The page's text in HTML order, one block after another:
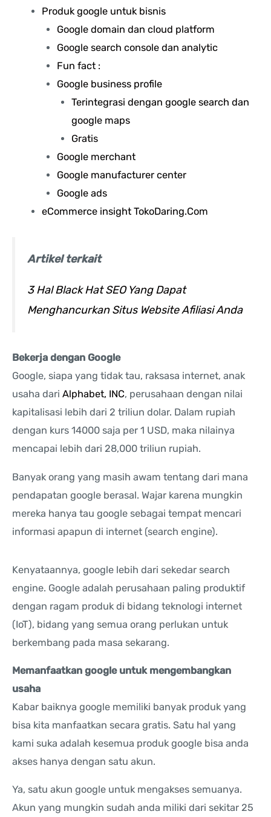
Produk google untuk bisnis
Google domain dan cloud platform
Google search console dan analytic
Fun fact :
Google business profile
Terintegrasi dengan google search dan
google maps
Gratis
Google merchant
Google manufacturer center
Google ads
eCommerce insight TokoDaring.Com
Artikel terkait
3 Hal Black Hat SEO Yang Dapat
Menghancurkan Situs Website Afiliasi Anda
Bekerja dengan Google
Google, siapa yang tidak tau, raksasa internet, anak
usaha dari Alphabet, INC, perusahaan dengan nilai
kapitalisasi lebih dari 2 triliun dolar. Dalam rupiah
dengan kurs 14000 saja per 1 USD, maka nilainya
mencapai lebih dari 28,000 triliun rupiah.
Banyak orang yang masih awam tentang dari mana
pendapatan google berasal. Wajar karena mungkin
mereka hanya tau google sebagai tempat mencari
informasi apapun di internet (search engine).
Kenyataannya, google lebih dari sekedar search
engine. Google adalah perusahaan paling produktif
dengan ragam produk di bidang teknologi internet
(IoT), bidang yang semua orang perlukan untuk
berkembang pada masa sekarang.
Memanfaatkan google untuk mengembangkan
usaha
Kabar baiknya google memiliki banyak produk yang
bisa kita manfaatkan secara gratis. Satu hal yang
kami suka adalah kesemua produk google bisa anda
akses hanya dengan satu akun.
Ya, satu akun google untuk mengakses semuanya.
Akun yang mungkin sudah anda miliki dari sekitar 25